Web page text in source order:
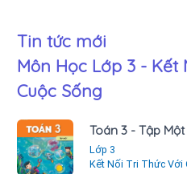
Tin tức mới
Môn Học Lớp 3 - Kết
Cuộc Sống
Toán 3 - Tập Một
Lớp 3
Kết Nối Tri Thức Với